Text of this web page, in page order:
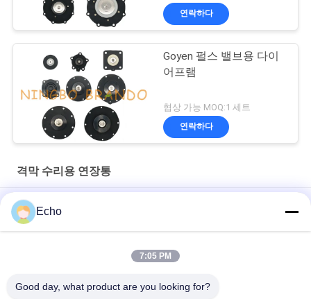
연락하다
Goyen 펄스 밸브용 다이
어프램
협상 가능 MOQ:1 세트
연락하다
격막 수리용 연장통
DMF-ZL-B SBFEC 집진기 펄스 제트 밸브용 NBR 다이어프램
BFEC 펄스 제트 밸브용 다이어프램 3/4'' DMF-Z-20 DMF-ZM-20
SBFEC 펄스 밸브용 다이어프램 1'' DMF-Z-25 DMF-ZM-25 DMF-
Echo
7:05 PM
Good day, what product are you looking for?